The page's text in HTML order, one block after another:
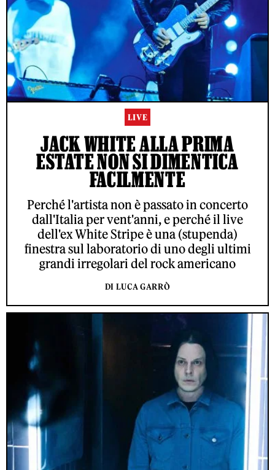
LIVE
JACK WHITE ALLA PRIMA
ESTATE NON SI DIMENTICA
FACILMENTE
Perché l'artista non è passato in concerto
dall'Italia per vent'anni, e perché il live
dell'ex White Stripe è una (stupenda)
finestra sul laboratorio di uno degli ultimi
grandi irregolari del rock americano
DI LUCA GARRÒ